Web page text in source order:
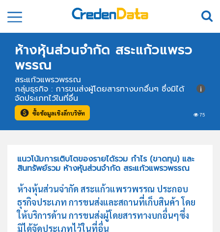
ห้างหุ้นส่วนจำกัด สระแก้วแพรว
พรรณ
สระแก้วแพรวพรรณ
75
กลุ่มธุรกิจ : การขนส่งผู้โดยสารทางบกอื่นๆ ซึ่งมิได้
จัดประเภทไว้ในที่อื่น
ซื้อข้อมูลเชิงลึกบริษัท
แนวโน้มการเติบโตของรายได้รวม กำไร (ขาดทุน) และ
สินทรัพย์รวม ห้างหุ้นส่วนจำกัด สระแก้วแพรวพรรณ
ห้างหุ้นส่วนจำกัด สระแก้วแพรวพรรณ ประกอบ
ธุรกิจประเภท การขนส่งและสถานที่เก็บสินค้า โดย
ให้บริการด้าน การขนส่งผู้โดยสารทางบกอื่นๆซึ่ง
มิได้จัดประเภทไว้ในที่อื่น